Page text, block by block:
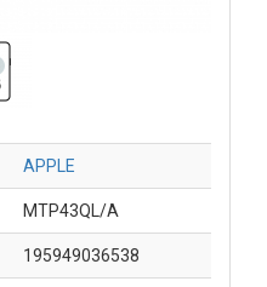
APPLE
MTP43QL/A
195949036538